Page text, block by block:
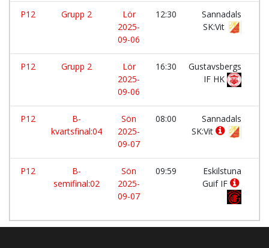
P12 Grupp 2
Lör
2025-
09-06
12:30
Sannadals
SK:Vit
P12 Grupp 2
Lör
2025-
09-06
16:30
Gustavsbergs
IF HK
P12
B-
kvartsfinal:04
Sön
2025-
09-07
08:00
Sannadals
SK:Vit
P12
B-
semifinal:02
Sön
2025-
09-07
09:59
Eskilstuna
Guif IF